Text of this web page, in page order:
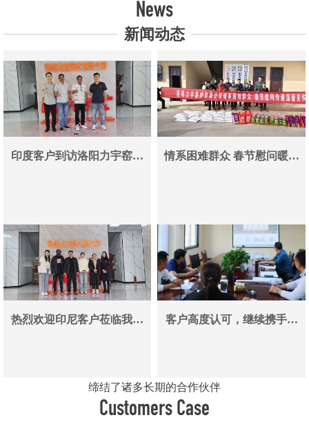
News
新闻动态
印度客户到访洛阳力宇窑炉
情系困难群众 春节慰问暖人
热烈欢迎印尼客户莅临我司
客户高度认可，继续携手同
缔结了诸多长期的合作伙伴
Customers Case